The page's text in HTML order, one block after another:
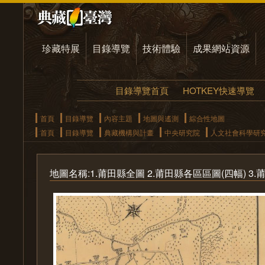
珍藏特展 目錄導覽 技術體驗 成果網站資源
目錄導覽首頁 HOTKEY快速導覽
首頁 目錄導覽 內容主題 地圖與遙測
綜合性地圖
首頁
目錄導覽 典藏機構與計畫 中央研究院 人文社會科學研
地圖名稱:1.莆田縣全圖 2.莆田縣各區區圖(四幅) 3.